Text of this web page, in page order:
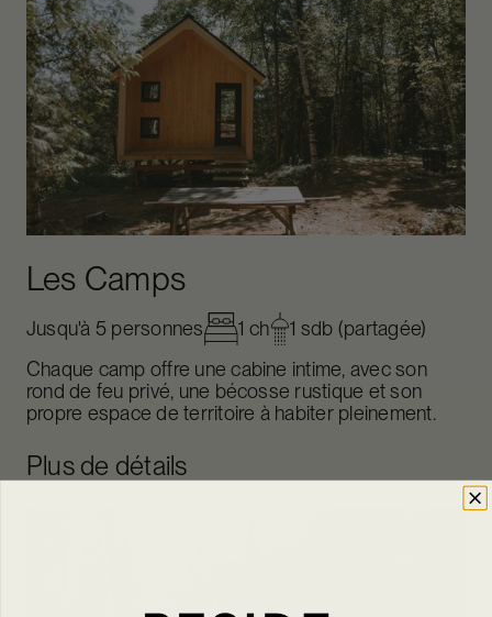
Les Camps
Jusqu'à 5 personnes 1 ch
1 sdb (partagée)
Chaque camp offre une cabine intime, avec son
rond de feu privé, une bécosse rustique et son
propre espace de territoire à habiter pleinement.
Plus de détails